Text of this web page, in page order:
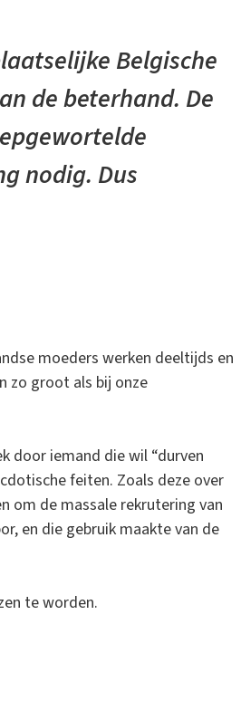
Belgische
de beterhand. De
nodig. Dus
moeders werken deeltijds en
zo groot als bij onze
door iemand die wil “durven
feiten. Zoals deze over
om de massale rekrutering van
en die gebruik maakte van de
te worden.